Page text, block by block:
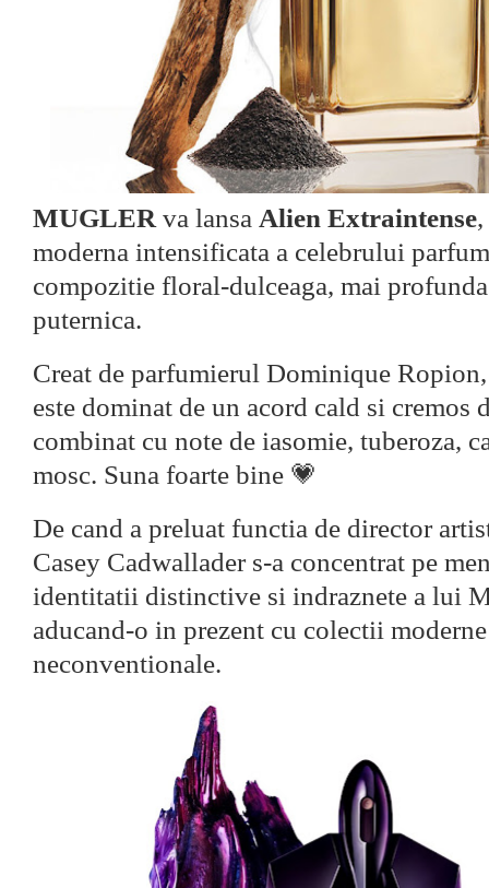
MUGLER va lansa Alien Extraintense
moderna intensificata a celebrului
compozitie floral-dulceaga, mai
puternica.
Creat de parfumierul Dominique
este dominat de un acord cald si cremos
combinat cu note de iasomie, tuberoza,
mosc. Suna foarte bine 💗
De cand a preluat functia de director
Casey Cadwallader s-a concentrat pe
identitatii distinctive si indraznete a lui
aducand-o in prezent cu colectii
neconventionale.